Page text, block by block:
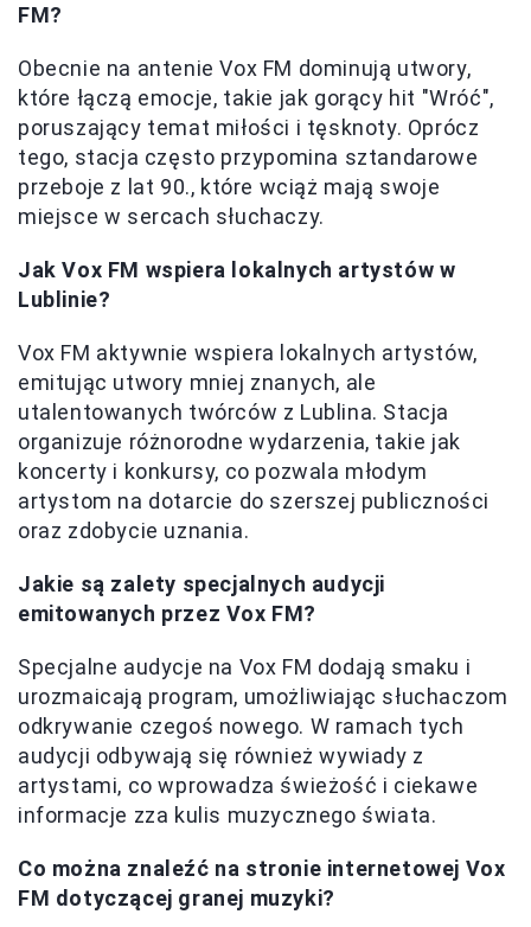
FM?
Obecnie na antenie Vox FM dominują utwory,
które łączą emocje, takie jak gorący hit "Wróć",
poruszający temat miłości i tęsknoty. Oprócz
tego, stacja często przypomina sztandarowe
przeboje z lat 90., które wciąż mają swoje
miejsce w sercach słuchaczy.
Jak Vox FM wspiera lokalnych artystów w
Lublinie?
Vox FM aktywnie wspiera lokalnych artystów,
emitując utwory mniej znanych, ale
utalentowanych twórców z Lublina. Stacja
organizuje różnorodne wydarzenia, takie jak
koncerty i konkursy, co pozwala młodym
artystom na dotarcie do szerszej publiczności
oraz zdobycie uznania.
Jakie są zalety specjalnych audycji
emitowanych przez Vox FM?
Specjalne audycje na Vox FM dodają smaku i
urozmaicają program, umożliwiając słuchaczom
odkrywanie czegoś nowego. W ramach tych
audycji odbywają się również wywiady z
artystami, co wprowadza świeżość i ciekawe
informacje zza kulis muzycznego świata.
Co można znaleźć na stronie internetowej Vox
FM dotyczącej granej muzyki?